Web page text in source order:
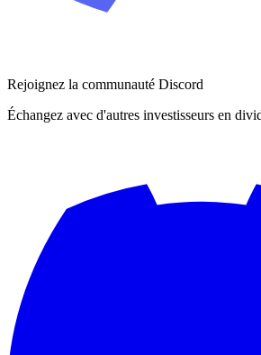
Rejoignez la communauté Discord
Échangez avec d'autres investisseurs en